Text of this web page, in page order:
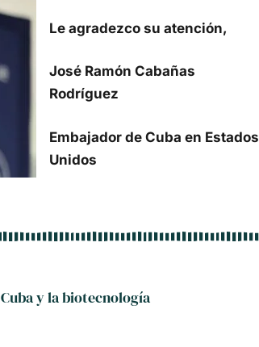
Le agradezco su atención,
José Ramón Cabañas
Rodríguez
Embajador de Cuba en Estados
Unidos
Cuba y la biotecnología